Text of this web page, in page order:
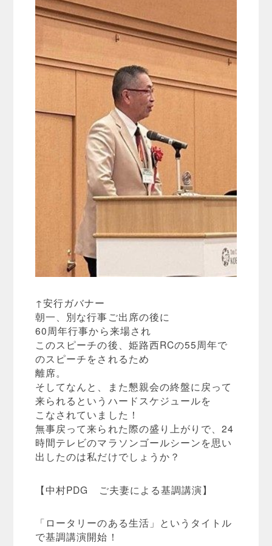
↑安行ガバナー
朝一、別な行事ご出席の後に
60周年行事から来場され
このスピーチの後、姫路西RCの55周年で
のスピーチをされるため
離席。
そしてなんと、また懇親会の終盤に戻って
来られるというハードスケジュールを
こなされていました！
無事戻って来られた際の盛り上がりで、24
時間テレビのマラソンゴールシーンを思い
出したのは私だけでしょうか？
【中村PDG ご夫妻による基調講演】
「ロータリーのある生活」というタイトル
で基調講演開始！